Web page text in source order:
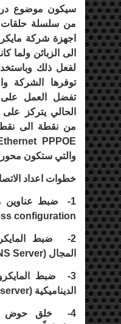
سيكون موضوع
من سلسلة
اجهزة شركة
الى الزبائن ولما
لفعل ذلك
توفرها الشركة
تفضل العمل
الحالي يتركز على
من نقطة الى
PPPOE
والتي ستكون محور
خطوات اعداد
1- ضبط عناوين
configuration
2-
ضبط
المجال (Server
3-
ضبط
الديناميكية (
4-
خلق حوض